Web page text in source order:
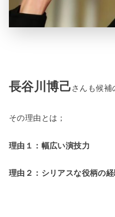
長谷川博己 さんも候補
その理由とは；
理由１：幅広い演技力
理由２：シリアスな役柄の